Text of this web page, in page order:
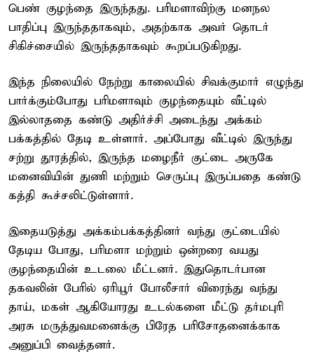
பெண் குழந்தை இருந்தது. பரிமளாவிற்கு மனநல
பாதிப்பு இருந்ததாகவும், அதற்காக அவர் தொடர்
சிகிச்சையில் இருந்ததாகவும் கூறப்படுகிறது.
இந்த நிலையில் நேற்று காலையில் சிவக்குமார் எழுந்து
பார்க்கும்போது பரிமளாவும் குழந்தையும் வீட்டில்
இல்லாததை கண்டு அதிர்ச்சி அடைந்து அக்கம்
பக்கத்தில் தேடி உள்ளார். அப்போது வீட்டில் இருந்து
சற்று தூரத்தில், இருந்த மழைநீர் குட்டை அருகே
மனைவியின் துணி மற்றும் செருப்பு இருப்பதை கண்டு
கத்தி கூச்சலிட்டுள்ளார்.
இதையடுத்து அக்கம்பக்கத்தினர் வந்து குட்டையில்
தேடிய போது, பரிமளா மற்றும் ஒன்றரை வயது
குழந்தையின் உடலை மீட்டனர். இதுதொடர்பான
தகவலின் பேரில் ஏரியூர் போலீசார் விரைந்து வந்து
தாய், மகள் ஆகியோரது உடல்களை மீட்டு தர்மபுரி
அரசு மருத்துவமனைக்கு பிரேத பரிசோதனைக்காக
அனுப்பி வைத்தனர்.